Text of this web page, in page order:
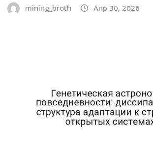
mining_broth Апр 30, 2026